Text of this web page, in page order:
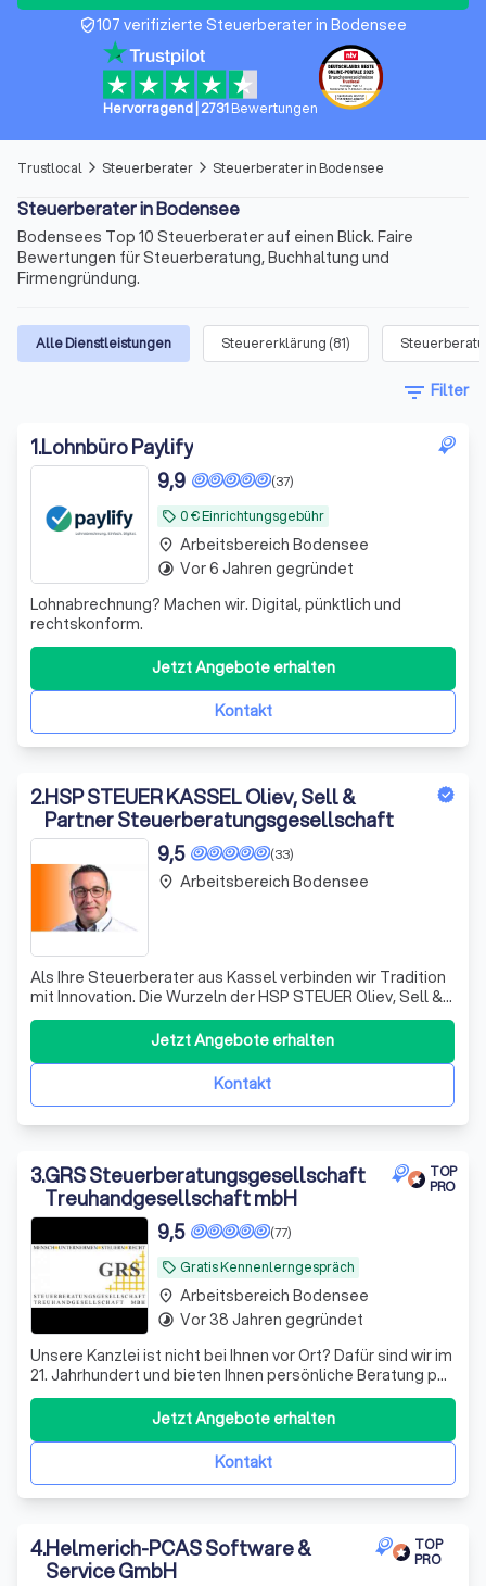
verified_user107 verifizierte Steuerberater in Bodensee
Hervorragend| 2731 Bewertungen
Trustlocal arrow_forward_ios Steuerberater arrow_forward_ios Steuerberater in Bodensee
Steuerberater in Bodensee
Bodensees Top 10 Steuerberater auf einen Blick. Faire
Bewertungen für Steuerberatung, Buchhaltung und
Firmengründung.
Alle Dienstleistungen Steuererklärung (81)
filter_list Filter
1.Lohnbüro Paylify
local_offer 0 € Einrichtungsgebühr
(37)
9,9
Lohnabrechnung? Machen wir. Digital, pünktlich und
rechtskonform.
Kontakt
Jetzt Angebote erhalten
place Arbeitsbereich Bodensee
timelapse Vor 6 Jahren gegründet
2.HSP STEUER KASSEL Oliev, Sell &
Partner Steuerberatungsgesellschaft
(33)
9,5
Als Ihre Steuerberater aus Kassel verbinden wir Tradition
mit Innovation. Die Wurzeln der HSP STEUER Oliev, Sell &
Partner Steuerberatungsgesellschaft, kurz: HSP STEUER
Kassel, reichen bis ins Jahr 1962 zurück. Heute gehören wir
durch unseren zukunftsorientierten Beratungsansatz zu
den modernsten St
Kontakt
Jetzt Angebote erhalten
place Arbeitsbereich Bodensee
3.GRS Steuerberatungsgesellschaft
Treuhandgesellschaft mbH
TOP
PRO
local_offer Gratis Kennenlerngespräch
(77)
9,5
Unsere Kanzlei ist nicht bei Ihnen vor Ort? Dafür sind wir im
21. Jahrhundert und bieten Ihnen persönliche Beratung per
Video, WhatsApp und anderen Medien - wir sehen uns!
Datenaustausch - digital
Kontakt
Jetzt Angebote erhalten
place Arbeitsbereich Bodensee
timelapse Vor 38 Jahren gegründet
4.Helmerich-PCAS Software &
Service GmbH
TOP
PRO